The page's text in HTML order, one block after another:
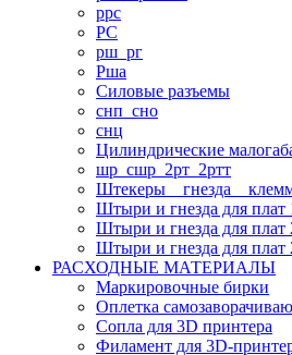
ррс
РС
рш_рг
Рша
Силовые разъемы
снп_сно
снц
Цилиндрические
шр_сшр_2рт_2ртт
Штекеры _ гнезда _
Штыри и гнезда для плат
Штыри и гнезда для плат
Штыри и гнезда для плат
РАСХОДНЫЕ МАТЕРИАЛЫ
Маркировочные бирки
Оплетка
Сопла для 3D принтера
Филамент для 3D-